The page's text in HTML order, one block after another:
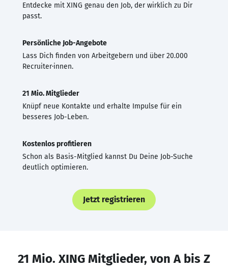
Entdecke mit XING genau den Job, der wirklich zu Dir
passt.
Persönliche Job-Angebote
Lass Dich finden von Arbeitgebern und über 20.000
Recruiter·innen.
21 Mio. Mitglieder
Knüpf neue Kontakte und erhalte Impulse für ein
besseres Job-Leben.
Kostenlos profitieren
Schon als Basis-Mitglied kannst Du Deine Job-Suche
deutlich optimieren.
Jetzt registrieren
21 Mio. XING Mitglieder, von A bis Z